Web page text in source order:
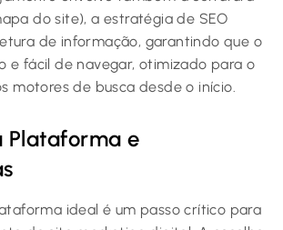
do site), a estratégia de SEO
de informação, garantindo que o
e fácil de navegar, otimizado para o
motores de busca desde o início.
Plataforma e
ideal é um passo crítico para